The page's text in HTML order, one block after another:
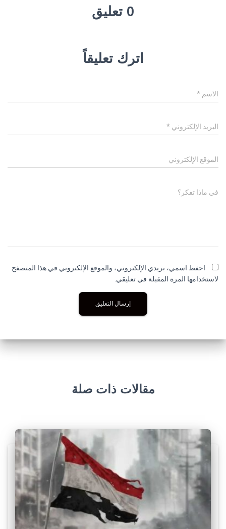
0 تعليق
اترك تعليقاً
الاسم *
البريد الإلكتروني *
الموقع الإلكتروني
في ماذا تفكر؟
احفظ اسمي، بريدي الإلكتروني، والموقع الإلكتروني في هذا المتصفح
لاستخدامها المرة المقبلة في تعليقي.
مقالات ذات صلة